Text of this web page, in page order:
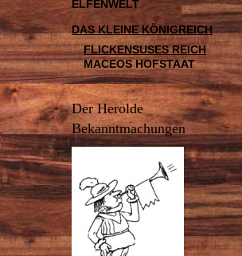
ELFENWELT
DAS KLEINE KÖNIGREICH
FLICKENSUSES REICH
MACEOS HOFSTAAT
Der Herolde
Bekanntmachungen